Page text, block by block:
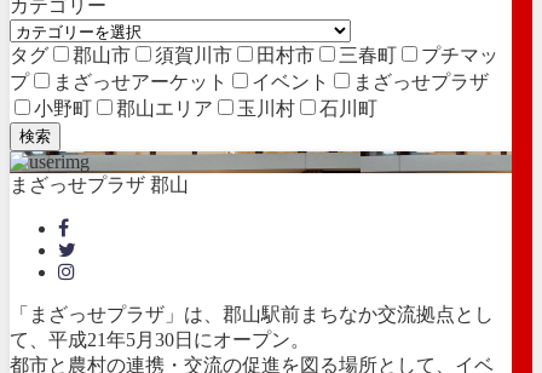
カテゴリー
タグ 郡山市 須賀川市 田村市 三春町
プチマッ
プ
まざっせアーケット イベント
まざっせプラザ
小野町
郡山エリア 玉川村 石川町
検索
まざっせプラザ 郡山
「まざっせプラザ」は、郡山駅前まちなか交流拠点とし
て、平成21年5月30日にオープン。
都市と農村の連携・交流の促進を図る場所として、イベ